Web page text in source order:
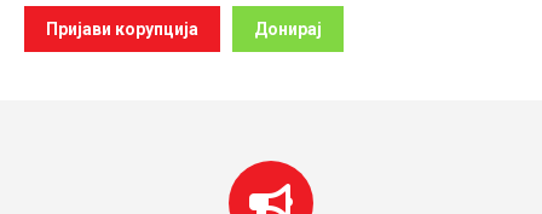
Пријави корупција Донирај